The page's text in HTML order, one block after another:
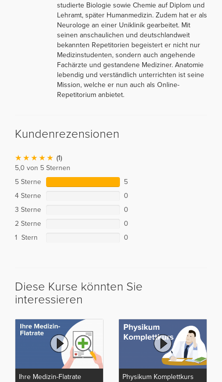
studierte Biologie sowie Chemie auf Diplom und
Lehramt, später Humanmedizin. Zudem hat er als
Neurologe an einer Uniklinik gearbeitet. Mit
seinen anschaulichen und deutschlandweit
bekannten Repetitorien begeistert er nicht nur
Medizinstudenten, sondern auch angehende
Fachärzte und gestandene Mediziner. Anatomie
lebendig und verständlich unterrichten ist seine
Mission, welche er nun auch als Online-
Repetitorium anbietet.
Kundenrezensionen
(1)
5,0 von 5 Sternen
5 Sterne
5
4 Sterne
0
3 Sterne
0
2 Sterne
0
1 Stern
0
Diese Kurse könnten Sie
interessieren
Ihre Medizin-Flatrate Physikum Komplettkurs